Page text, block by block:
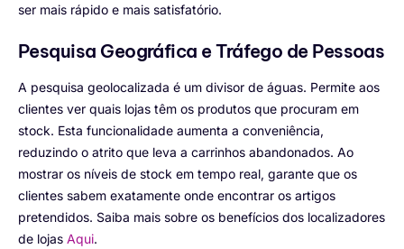
ser mais rápido e mais satisfatório.
Pesquisa Geográfica e Tráfego de Pessoas
A pesquisa geolocalizada é um divisor de águas. Permite aos
clientes ver quais lojas têm os produtos que procuram em
stock. Esta funcionalidade aumenta a conveniência,
reduzindo o atrito que leva a carrinhos abandonados. Ao
mostrar os níveis de stock em tempo real, garante que os
clientes sabem exatamente onde encontrar os artigos
pretendidos. Saiba mais sobre os benefícios dos localizadores
de lojas Aqui.